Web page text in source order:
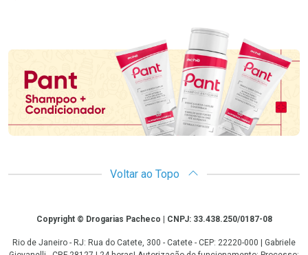
Promoção em Destaque
Voltar ao Topo
CopyrightCopyright © Drogarias Pacheco | CNPJ: 33.438.250/0187-08
Rio de Janeiro - RJ: Rua do Catete, 300 - Catete - CEP: 22220-000 | Gabriele